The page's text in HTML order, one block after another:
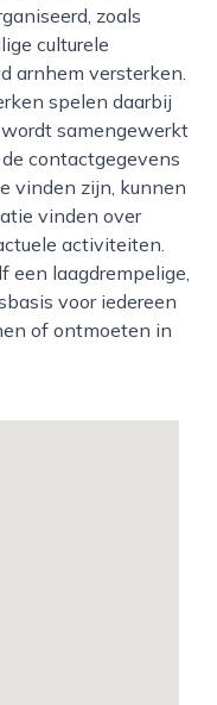
zoals
culturele
arnhem versterken.
spelen daarbij
samengewerkt
contactgegevens
vinden zijn, kunnen
vinden over
activiteiten.
een laagdrempelige,
voor iedereen
of ontmoeten in